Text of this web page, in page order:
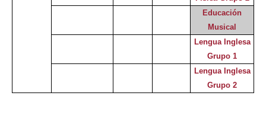
Educación
Musical
Lengua Inglesa
Grupo 1
Lengua Inglesa
Grupo 2